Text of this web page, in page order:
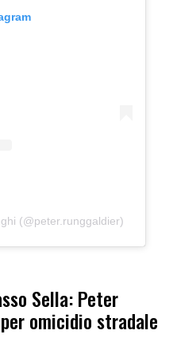
(@peter.runggaldier)
Sella: Peter
omicidio stradale